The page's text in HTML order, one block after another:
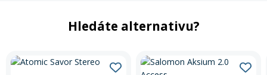
Hledáte alternativu?